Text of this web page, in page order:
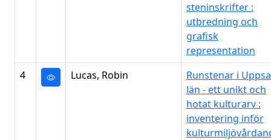
steninskrifter :
utbredning och
grafisk
representation
4
Lucas, Robin
Runstenar i
län - ett unikt och
hotat kulturarv :
inventering inför